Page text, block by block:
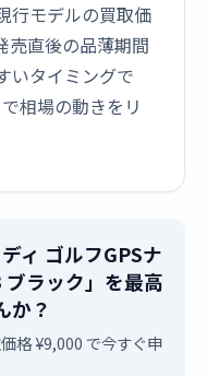
行モデルの買取価
売直後の品薄期間
いタイミングで
相場の動きをリ
ィ ゴルフGPSナ
ラック」を最高
か？
格 ¥9,000 で今すぐ申